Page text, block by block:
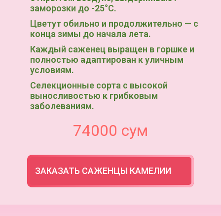
заморозки до -25°C.
Цветут обильно и продолжительно — с
конца зимы до начала лета.
Каждый саженец выращен в горшке и
полностью адаптирован к уличным
условиям.
Селекционные сорта с высокой
выносливостью к грибковым
заболеваниям.
74000 сум
ЗАКАЗАТЬ САЖЕНЦЫ КАМЕЛИИ